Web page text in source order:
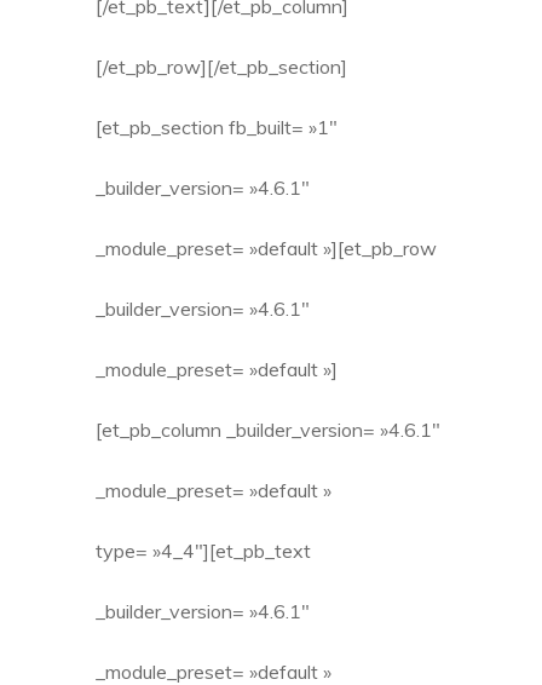
[/et_pb_text][/et_pb_column]
[/et_pb_row][/et_pb_section]
[et_pb_section fb_built= »1″
_builder_version= »4.6.1″
_module_preset= »default »][et_pb_row
_builder_version= »4.6.1″
_module_preset= »default »]
[et_pb_column _builder_version= »4.6.1″
_module_preset= »default »
type= »4_4″][et_pb_text
_builder_version= »4.6.1″
_module_preset= »default »